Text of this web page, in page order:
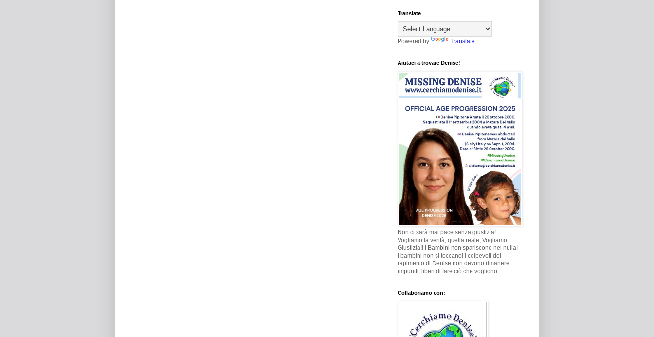
Translate
Powered by Translate
Aiutaci a trovare Denise!
Non ci sarà mai pace senza giustizia!
Vogliamo la verità, quella reale, Vogliamo
Giustizia!! I Bambini non spariscono nel nulla!
I bambini non si toccano! I colpevoli del
rapimento di Denise non devono rimanere
impuniti, liberi di fare ciò che vogliono.
Collaboriamo con: